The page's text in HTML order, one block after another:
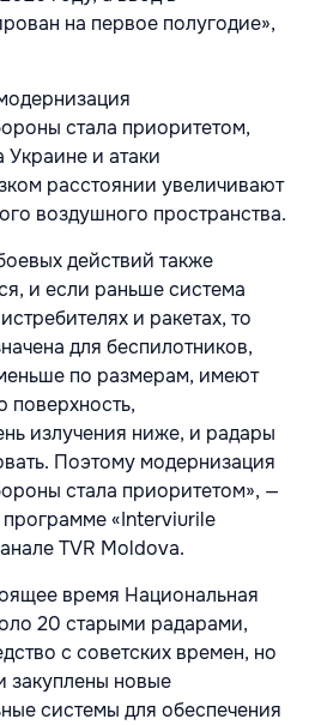
на первое полугодие»,
стала приоритетом,
Украине и атаки
расстоянии увеличивают
воздушного пространства.
действий также
и если раньше система
и ракетах, то
для беспилотников,
по размерам, имеют
излучения ниже, и радары
Поэтому модернизация
стала приоритетом», —
«Interviurile
TVR Moldova.
время Национальная
20 старыми радарами,
с советских времен, но
закуплены новые
системы для обеспечения